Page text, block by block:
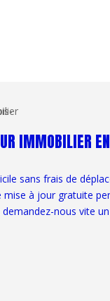
IMMOBILIER
sans frais de
à jour gratuite
nous vite